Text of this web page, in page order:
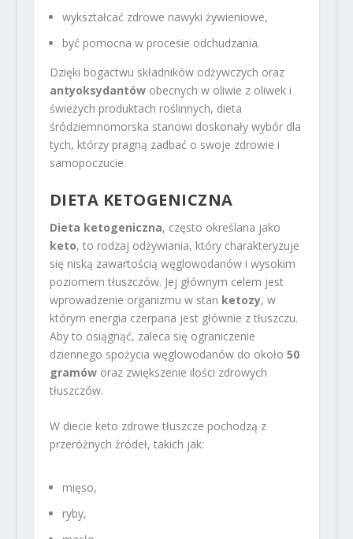
wykształcać zdrowe nawyki żywieniowe,
być pomocna w procesie odchudzania.
Dzięki bogactwu składników odżywczych oraz
antyoksydantówobecnych w oliwie z oliwek i
świeżych produktach roślinnych, dieta
śródziemnomorska stanowi doskonały wybór dla
tych, którzy pragną zadbać o swoje zdrowie i
samopoczucie.
DIETA KETOGENICZNA
Dieta ketogeniczna, często określana jako
keto, to rodzaj odżywiania, który charakteryzuje
się niską zawartością węglowodanów i wysokim
poziomem tłuszczów. Jej głównym celem jest
wprowadzenie organizmu w stan ketozy, w
którym energia czerpana jest głównie z tłuszczu.
Aby to osiągnąć, zaleca się ograniczenie
dziennego spożycia węglowodanów do około 50
gramóworaz zwiększenie ilości zdrowych
tłuszczów.
W diecie keto zdrowe tłuszcze pochodzą z
przeróżnych źródeł, takich jak:
mięso,
ryby,